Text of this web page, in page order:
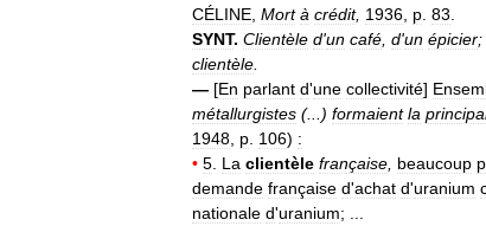
CÉLINE Mort à crédit, 1936 p 83
SYNT. Clientèle d'un café d'un épicier;
clientèle
— [En parlant d'une collectivité]
métallurgistes (...) formaient la
1948 p 106) :
• 5 La clientèle française beaucoup
demande française d'achat d'uranium
nationale d'uranium; ...